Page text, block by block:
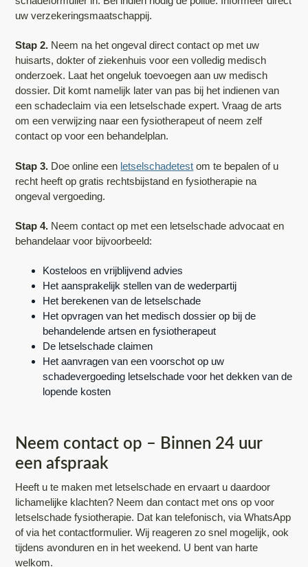
uw verzekeringsmaatschappij.
Stap 2. Neem na het ongeval direct contact op met uw
huisarts, dokter of ziekenhuis voor een volledig medisch
onderzoek. Laat het ongeluk toevoegen aan uw medisch
dossier. Dit komt namelijk later van pas bij het indienen van
een schadeclaim via een letselschade expert. Vraag de arts
om een verwijzing naar een fysiotherapeut of neem zelf
contact op voor een behandelplan.
Stap 3. Doe online een letselschadetest om te bepalen of u
recht heeft op gratis rechtsbijstand en fysiotherapie na
ongeval vergoeding.
Stap 4. Neem contact op met een letselschade advocaat en
behandelaar voor bijvoorbeeld:
Kosteloos en vrijblijvend advies
Het aansprakelijk stellen van de wederpartij
Het berekenen van de letselschade
Het opvragen van het medisch dossier op bij de
behandelende artsen en fysiotherapeut
De letselschade claimen
Het aanvragen van een voorschot op uw
schadevergoeding letselschade voor het dekken van de
lopende kosten
Neem contact op – Binnen 24 uur
een afspraak
Heeft u te maken met letselschade en ervaart u daardoor
lichamelijke klachten? Neem dan contact met ons op voor
letselschade fysiotherapie. Dat kan telefonisch, via WhatsApp
of via het contactformulier. Wij reageren zo snel mogelijk, ook
tijdens avonduren en in het weekend. U bent van harte
welkom.